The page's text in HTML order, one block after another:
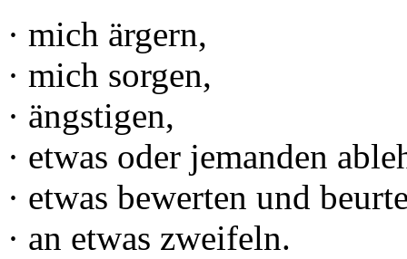
· mich ärgern,
· mich sorgen,
· ängstigen,
· etwas oder jemanden
· etwas bewerten und
· an etwas zweifeln.